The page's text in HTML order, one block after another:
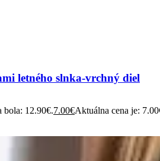
letného slnka-vrchný diel
bola: 12.90€.7.00€Aktuálna cena je: